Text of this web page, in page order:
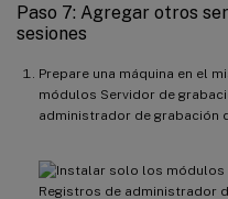
Paso 7: Agregar otros
sesiones
Prepare una máquina en el
módulos Servidor de
administrador de grabación